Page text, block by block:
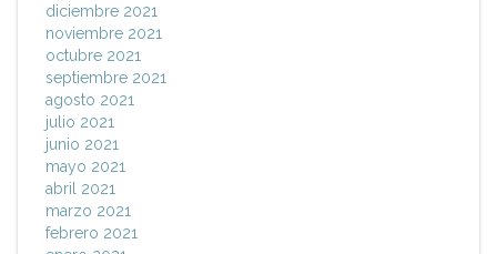
diciembre 2021
noviembre 2021
octubre 2021
septiembre 2021
agosto 2021
julio 2021
junio 2021
mayo 2021
abril 2021
marzo 2021
febrero 2021